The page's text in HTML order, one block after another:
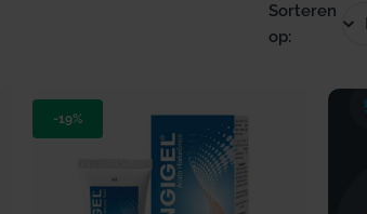
Sorteren
op:
-19%